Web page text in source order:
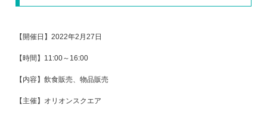
【開催日】2022年2月27日
【時間】11:00～16:00
【内容】飲食販売、物品販売
【主催】オリオンスクエア